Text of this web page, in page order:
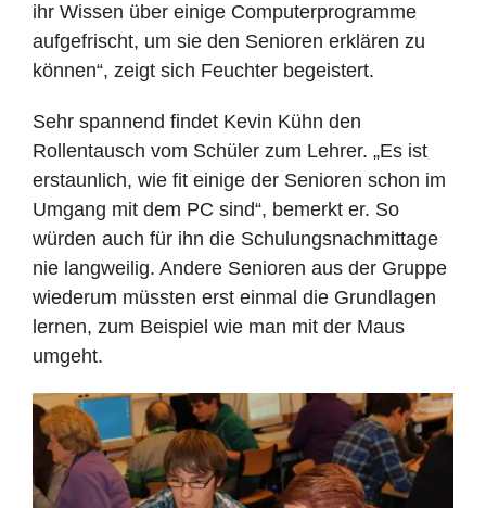
ihr Wissen über einige Computerprogramme
aufgefrischt, um sie den Senioren erklären zu
können“, zeigt sich Feuchter begeistert.
Sehr spannend findet Kevin Kühn den
Rollentausch vom Schüler zum Lehrer. „Es ist
erstaunlich, wie fit einige der Senioren schon im
Umgang mit dem PC sind“, bemerkt er. So
würden auch für ihn die Schulungsnachmittage
nie langweilig. Andere Senioren aus der Gruppe
wiederum müssten erst einmal die Grundlagen
lernen, zum Beispiel wie man mit der Maus
umgeht.